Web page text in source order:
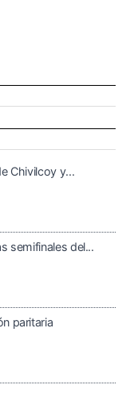
Chivilcoy y...
semifinales del...
paritaria